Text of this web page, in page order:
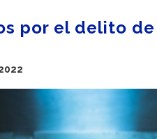
por el delito